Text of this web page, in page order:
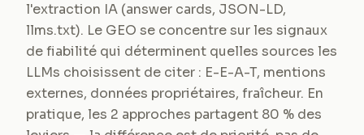
l'extraction IA (answer cards, JSON-LD,
llms.txt). Le GEO se concentre sur les signaux
de fiabilité qui déterminent quelles sources les
LLMs choisissent de citer : E-E-A-T, mentions
externes, données propriétaires, fraîcheur. En
pratique, les 2 approches partagent 80 % des